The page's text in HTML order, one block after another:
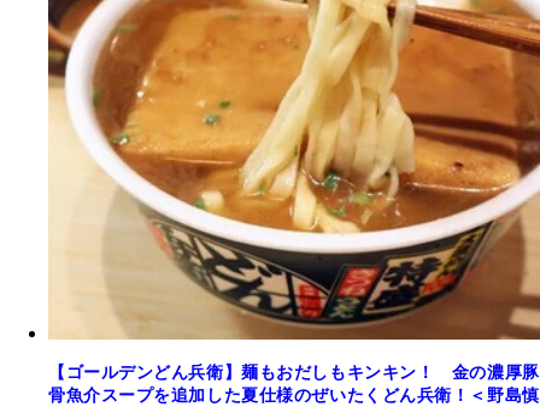
【ゴールデンどん兵衛】麺もおだしもキンキン！ 金の濃厚豚
骨魚介スープを追加した夏仕様のぜいたくどん兵衛！＜野島慎